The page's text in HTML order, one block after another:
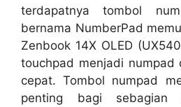
terdapatnya tombol
bernama NumberPad
Zenbook 14X OLED
touchpad menjadi numpad
cepat. Tombol numpad
penting bagi sebagian